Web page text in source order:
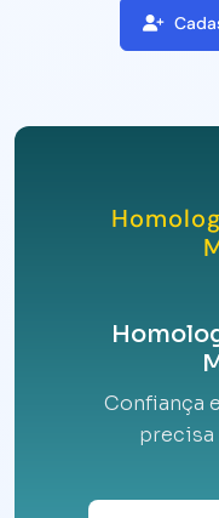
Confiança
precisa